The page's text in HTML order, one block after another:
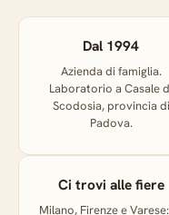
Dal 1994
Azienda di famiglia.
Laboratorio a Casale
Scodosia, provincia di
Padova.
Ci trovi alle fiere
Milano, Firenze e